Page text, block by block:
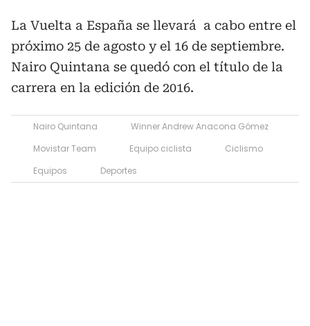
La Vuelta a España se llevará a cabo entre el
próximo 25 de agosto y el 16 de septiembre.
Nairo Quintana se quedó con el título de la
carrera en la edición de 2016.
Nairo Quintana
Winner Andrew Anacona Gómez
Movistar Team
Equipo ciclista
Ciclismo
Equipos
Deportes